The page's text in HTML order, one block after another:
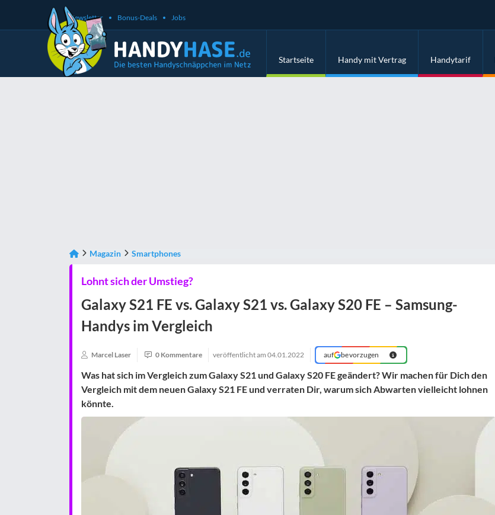
Newsletter Bonus-Deals Jobs
Startseite Handy mit Vertrag Handytarif
Magazin Smartphones
Lohnt sich der Umstieg?
Galaxy S21 FE vs. Galaxy S21 vs. Galaxy S20 FE – Samsung-
Handys im Vergleich
Marcel Laser 0 Kommentare veröffentlicht am 04.01.2022 auf bevorzugen
Was hat sich im Vergleich zum Galaxy S21 und Galaxy S20 FE geändert? Wir machen für Dich den
Vergleich mit dem neuen Galaxy S21 FE und verraten Dir, warum sich Abwarten vielleicht lohnen
könnte.